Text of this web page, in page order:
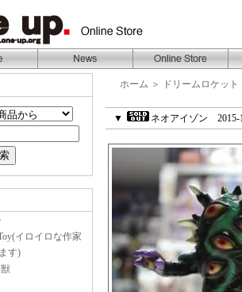
Toy(イロイロな作家
す)
ホーム ＞ ドリームロケット
▼ ネオアイゾン 2015-